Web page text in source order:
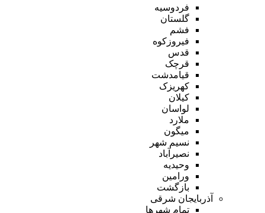
فردوسیه
گلستان
فشم
فیروزکوه
قدس
قرچک
قیامدشت
کهریزک
کیلان
لواسان
ملارد
میگون
نسیم شهر
نصیرآباد
وحیدیه
ورامین
بازگشت
آذربایجان شرقی
تمام شهر‌ها